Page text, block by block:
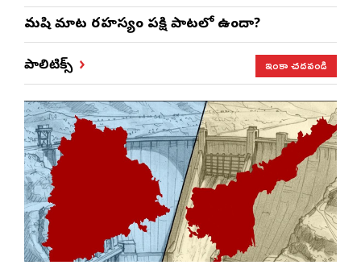
మనిషి మాట రహస్యం పక్షి పాటలో ఉందా?
పాలిటిక్స్ ఇంకా చదవండి